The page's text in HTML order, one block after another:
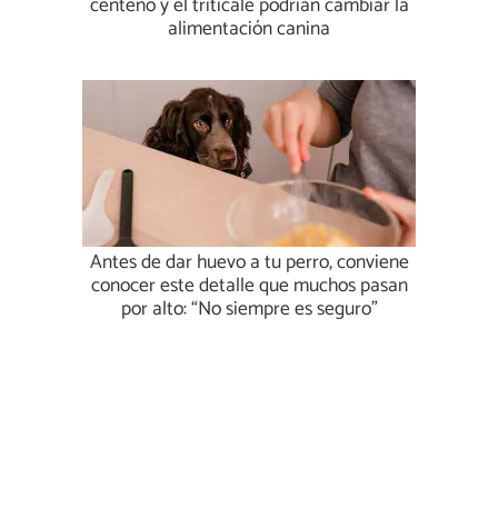
alimentación canina
Antes de dar huevo a tu perro, conviene
conocer este detalle que muchos pasan
por alto: “No siempre es seguro”